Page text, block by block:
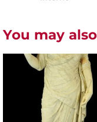
You may